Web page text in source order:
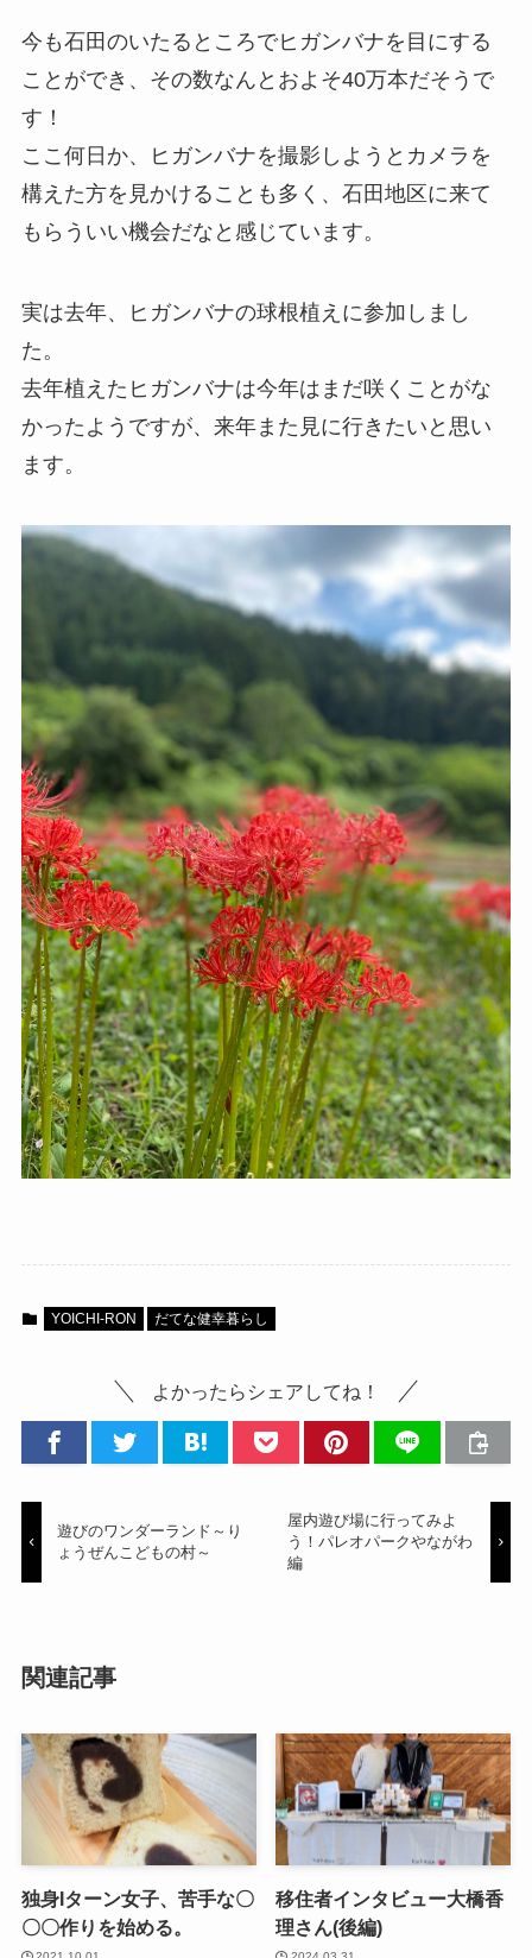
今も石田のいたるところでヒガンバナを目にする
ことができ、その数なんとおよそ40万本だそうで
す！
ここ何日か、ヒガンバナを撮影しようとカメラを
構えた方を見かけることも多く、石田地区に来て
もらういい機会だなと感じています。
実は去年、ヒガンバナの球根植えに参加しまし
た。
去年植えたヒガンバナは今年はまだ咲くことがな
かったようですが、来年また見に行きたいと思い
ます。
YOICHI-RON だてな健幸暮らし
よかったらシェアしてね！
遊びのワンダーランド～り
ょうぜんこどもの村～
屋内遊び場に行ってみよ
う！パレオパークやながわ
編
関連記事
独身Iターン女子、苦手な〇
〇〇作りを始める。
移住者インタビュー大橋香
理さん(後編)